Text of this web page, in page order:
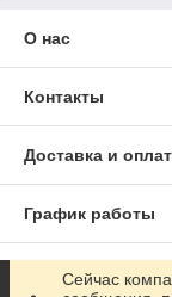
О нас
Контакты
Доставка и
График работы
Полная версия
Сейчас